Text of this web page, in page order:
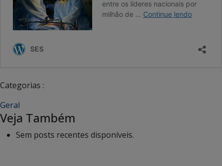
Categorias :
Geral
Veja Também
Sem posts recentes disponíveis.